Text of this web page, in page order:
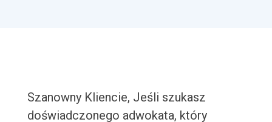
Szanowny Kliencie, Jeśli szukasz
doświadczonego adwokata, który